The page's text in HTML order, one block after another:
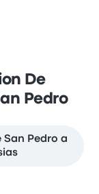
De
Pedro
San Pedro a